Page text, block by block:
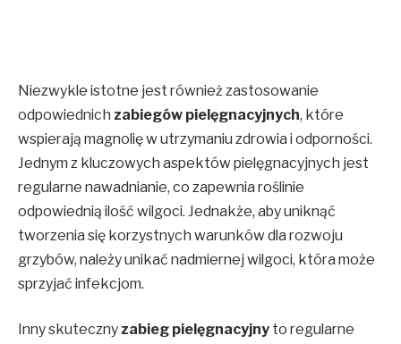
Niezwykle istotne jest również zastosowanie
odpowiednich zabiegów pielęgnacyjnych, które
wspierają magnolię w utrzymaniu zdrowia i odporności.
Jednym z kluczowych aspektów pielęgnacyjnych jest
regularne nawadnianie, co zapewnia roślinie
odpowiednią ilość wilgoci. Jednakże, aby uniknąć
tworzenia się korzystnych warunków dla rozwoju
grzybów, należy unikać nadmiernej wilgoci, która może
sprzyjać infekcjom.
Inny skuteczny zabieg pielęgnacyjny to regularne